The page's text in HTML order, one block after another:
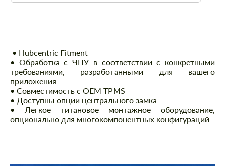
Описание
• Hubcentric Fitment
• Обработка с ЧПУ в соответствии с конкретными
требованиями, разработанными для вашего
приложения
• Совместимость с OEM TPMS
• Доступны опции центрального замка
• Легкое титановое монтажное оборудование,
опционально для многокомпонентных конфигураций